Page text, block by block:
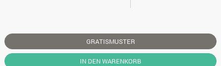
GRATISMUSTER
IN DEN WARENKORB